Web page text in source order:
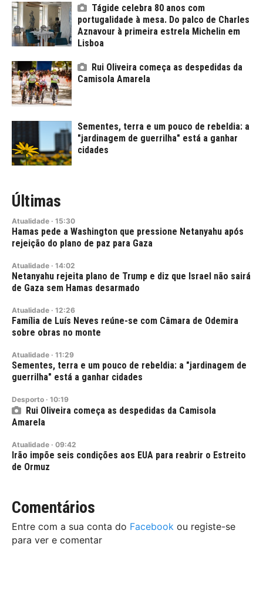
Tágide celebra 80 anos com
portugalidade à mesa. Do palco de Charles
Aznavour à primeira estrela Michelin em
Lisboa
Rui Oliveira começa as despedidas da
Camisola Amarela
Sementes, terra e um pouco de rebeldia: a
"jardinagem de guerrilha" está a ganhar
cidades
Últimas
Atualidade · 15:30
Hamas pede a Washington que pressione Netanyahu após
rejeição do plano de paz para Gaza
Atualidade · 14:02
Netanyahu rejeita plano de Trump e diz que Israel não sairá
de Gaza sem Hamas desarmado
Atualidade · 12:26
Família de Luís Neves reúne-se com Câmara de Odemira
sobre obras no monte
Atualidade · 11:29
Sementes, terra e um pouco de rebeldia: a "jardinagem de
guerrilha" está a ganhar cidades
Desporto · 10:19
Rui Oliveira começa as despedidas da Camisola
Amarela
Atualidade · 09:42
Irão impõe seis condições aos EUA para reabrir o Estreito
de Ormuz
Comentários
Entre com a sua conta do Facebook ou registe-se
para ver e comentar